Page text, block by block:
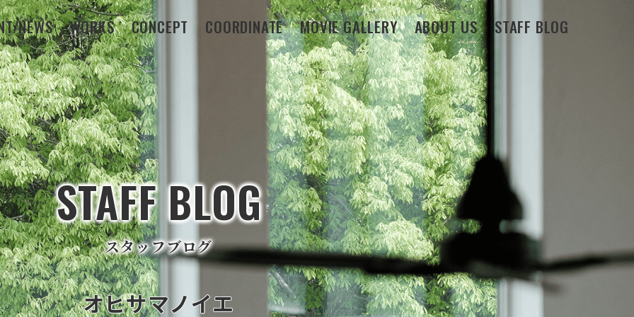
NEWS WORKS CONCEPT COORDINATE MOVIE GALLERY ABOUT US STAFF BLOG
オヒサマノイエ
STAFF BLOG
スタッフブログ